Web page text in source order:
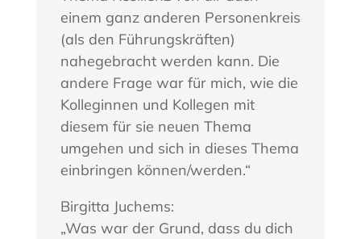
einem ganz anderen Personenkreis
(als den Führungskräften)
nahegebracht werden kann. Die
andere Frage war für mich, wie die
Kolleginnen und Kollegen mit
diesem für sie neuen Thema
umgehen und sich in dieses Thema
einbringen können/werden.“
Birgitta Juchems:
„Was war der Grund, dass du dich